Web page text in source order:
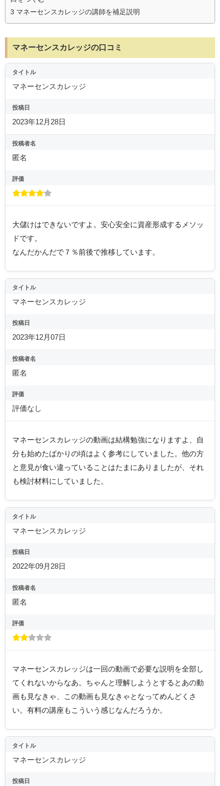
3 マネーセンスカレッジの講師を補足説明
マネーセンスカレッジの口コミ
タイトル
マネーセンスカレッジ
投稿日
2023年12月28日
投稿者名
匿名
評価
大儲けはできないですよ。安心安全に資産形成するメソッ
ドです。
なんだかんだで７％前後で推移しています。
タイトル
マネーセンスカレッジ
投稿日
2023年12月07日
投稿者名
匿名
評価
評価なし
マネーセンスカレッジの動画は結構勉強になりますよ、自
分も始めたばかりの頃はよく参考にしていました。他の方
と意見が食い違っていることはたまにありましたが、それ
も検討材料にしていました。
タイトル
マネーセンスカレッジ
投稿日
2022年09月28日
投稿者名
匿名
評価
マネーセンスカレッジは一回の動画で必要な説明を全部し
てくれないからなあ。ちゃんと理解しようとするとあの動
画も見なきゃ、この動画も見なきゃとなってめんどくさ
い。有料の講座もこういう感じなんだろうか。
タイトル
マネーセンスカレッジ
投稿日